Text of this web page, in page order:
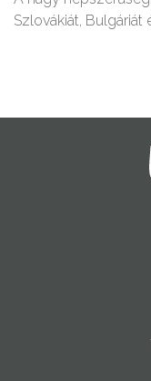
Szlovákiát,